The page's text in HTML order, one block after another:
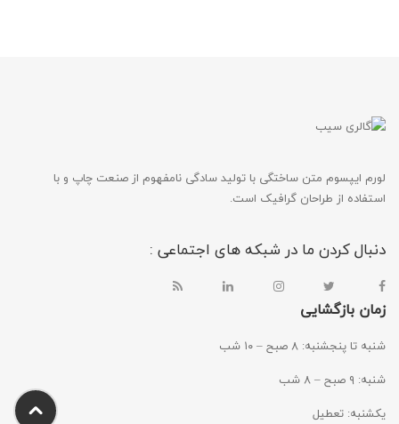
لورم ایپسوم متن ساختگی با تولید سادگی نامفهوم از صنعت چاپ و با
استفاده از طراحان گرافیک است.
دنبال کردن ما در شبکه های اجتماعی :
زمان بازگشایی
شنبه تا پنجشنبه: ۸ صبح – ۱۰ شب
شنبه: ۹ صبح – ۸ شب
یکشنبه: تعطیل